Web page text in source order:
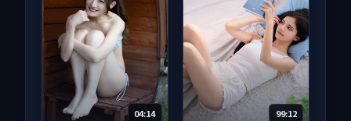
04:14 99:12